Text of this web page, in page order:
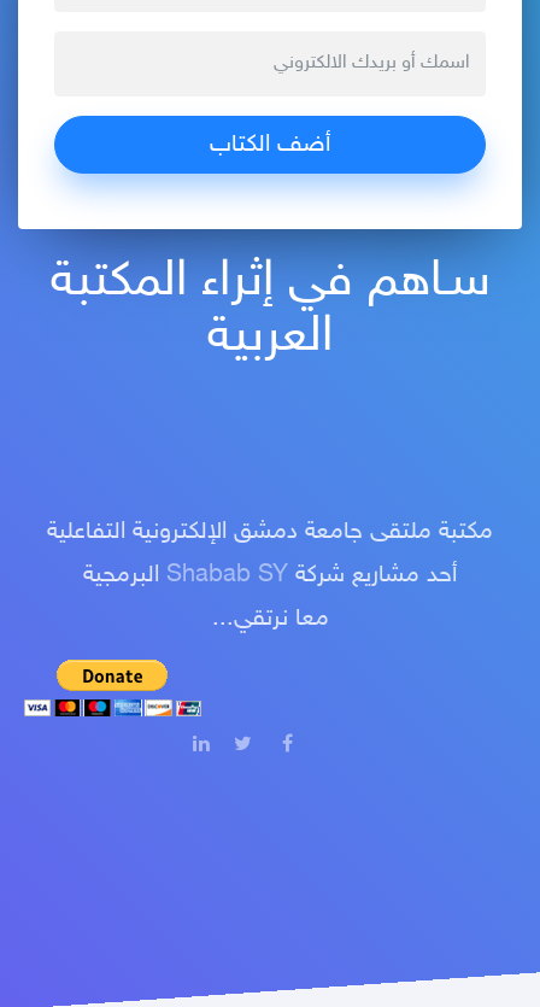
سـاهم في إثراء المكتبة
العربية
مكتبة ملتقى جامعة دمشق الإلكترونية التفاعلية
أحد مشاريع شركة Shabab SY البرمجية
معا نرتقي...